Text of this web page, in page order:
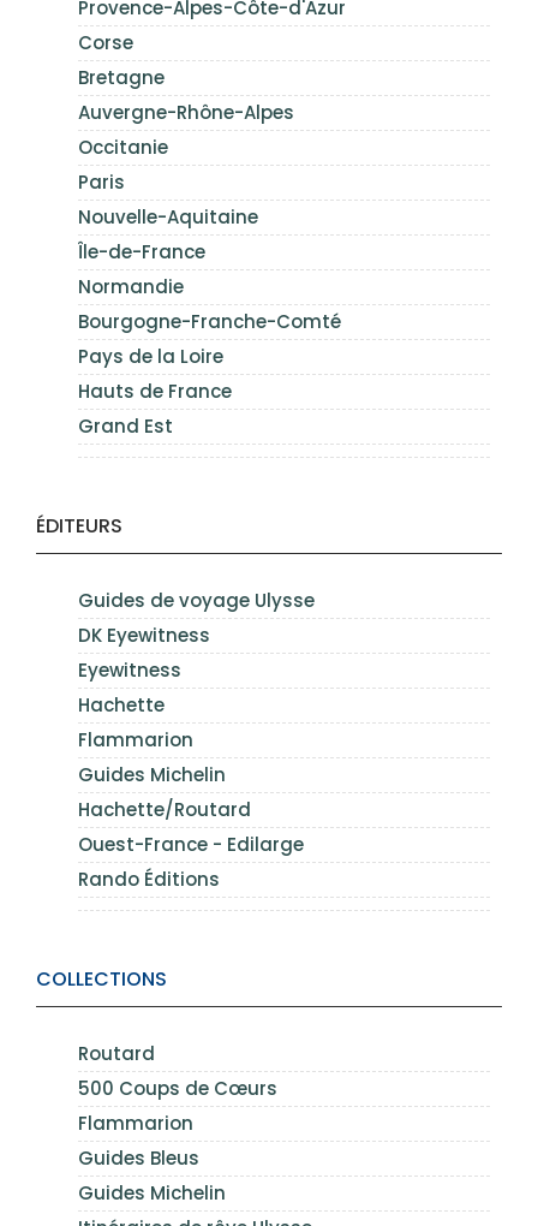
Provence-Alpes-Côte-d'Azur
Corse
Bretagne
Auvergne-Rhône-Alpes
Occitanie
Paris
Nouvelle-Aquitaine
Île-de-France
Normandie
Bourgogne-Franche-Comté
Pays de la Loire
Hauts de France
Grand Est
ÉDITEURS
Guides de voyage Ulysse
DK Eyewitness
Eyewitness
Hachette
Flammarion
Guides Michelin
Hachette/Routard
Ouest-France - Edilarge
Rando Éditions
COLLECTIONS
Routard
500 Coups de Cœurs
Flammarion
Guides Bleus
Guides Michelin